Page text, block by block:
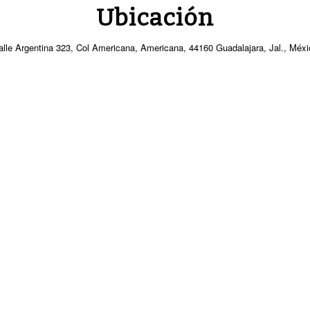
Ubicación
Argentina 323, Col Americana, Americana, 44160 Guadalajara, Jal.,